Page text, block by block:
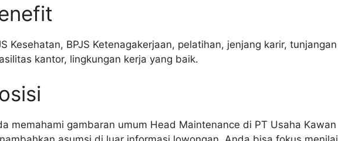
Kesehatan, BPJS Ketenagakerjaan, pelatihan, jenjang karir, tunjangan
kantor, lingkungan kerja yang baik.
memahami gambaran umum Head Maintenance di PT Usaha Kawan